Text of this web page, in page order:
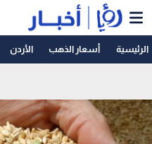
الرئيسية أسعار الذهب الأردن